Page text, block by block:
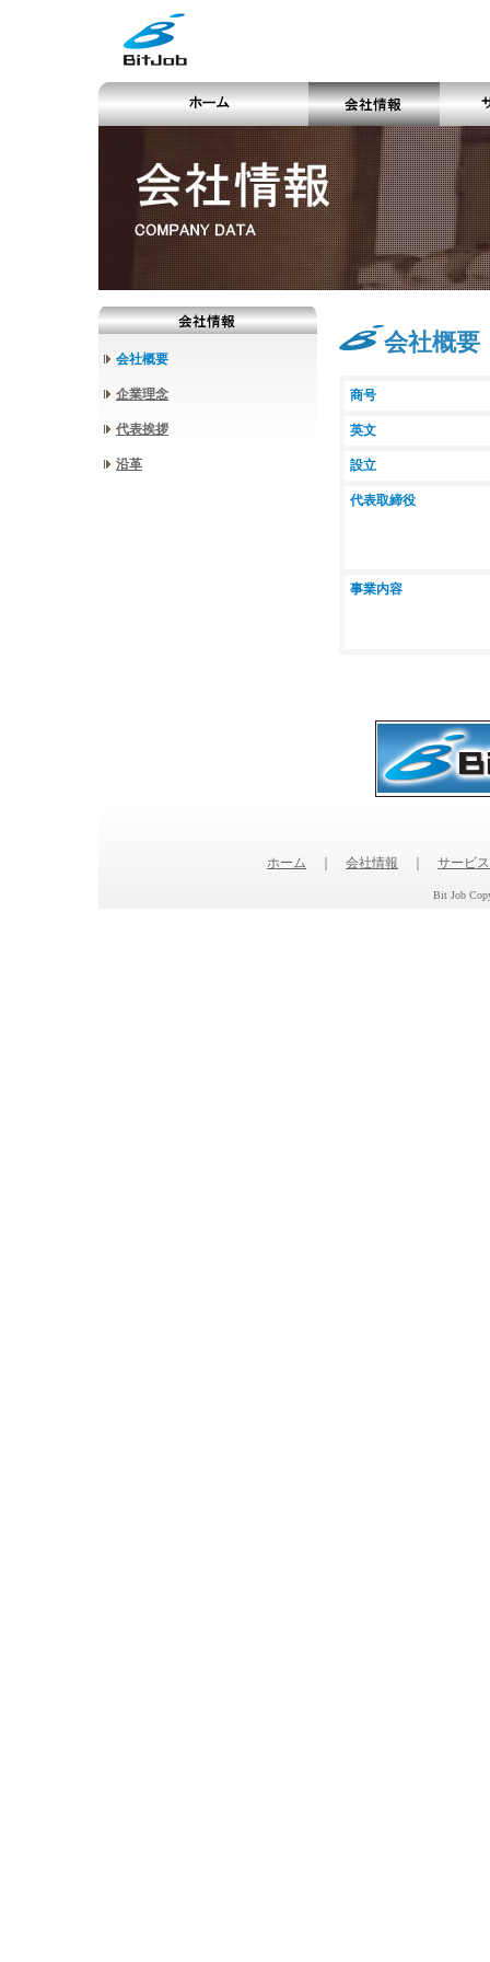
会社概要
企業理念
代表挨拶
沿革
会社概要
商号
英文
設立
代表取締役
事業内容
ホーム 会社情報 サービ
Bit Job